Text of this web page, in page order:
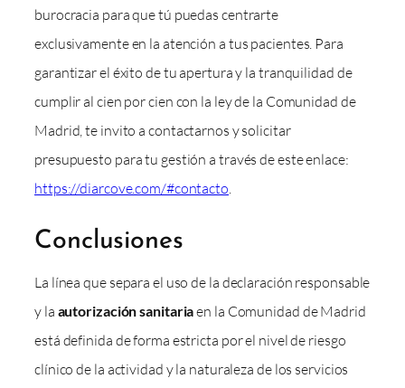
burocracia para que tú puedas centrarte
exclusivamente en la atención a tus pacientes. Para
garantizar el éxito de tu apertura y la tranquilidad de
cumplir al cien por cien con la ley de la Comunidad de
Madrid, te invito a contactarnos y solicitar
presupuesto para tu gestión a través de este enlace:
https://diarcove.com/#contacto.
Conclusiones
La línea que separa el uso de la declaración responsable
y la autorización sanitariaen la Comunidad de Madrid
está definida de forma estricta por el nivel de riesgo
clínico de la actividad y la naturaleza de los servicios